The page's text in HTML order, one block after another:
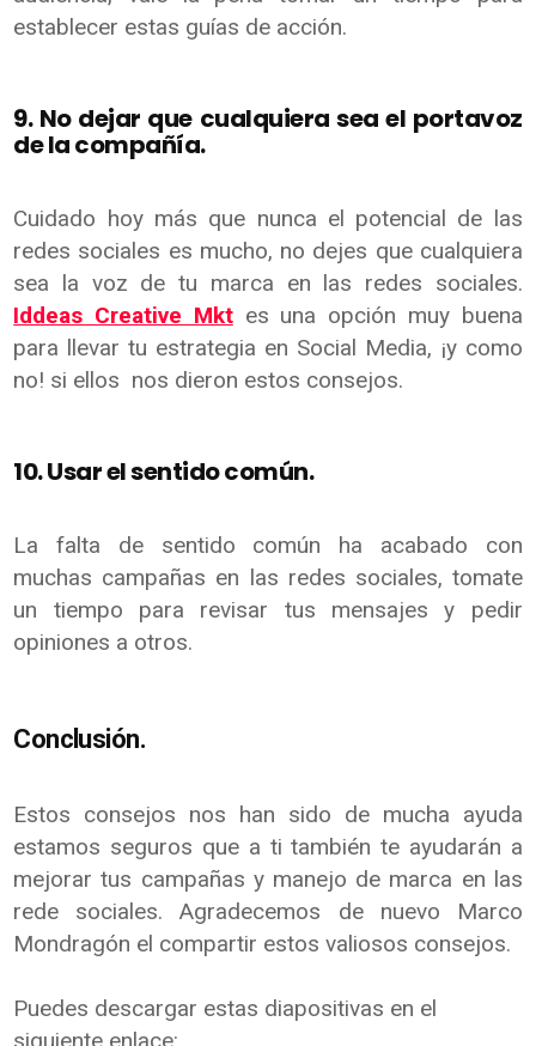
establecer estas guías de acción.
9. No dejar que cualquiera sea el portavoz
de la compañía.
Cuidado hoy más que nunca el potencial de las
redes sociales es mucho, no dejes que cualquiera
sea la voz de tu marca en las redes sociales.
Iddeas Creative Mkt es una opción muy buena
para llevar tu estrategia en Social Media, ¡y como
no! si ellos nos dieron estos consejos.
10. Usar el sentido común.
La falta de sentido común ha acabado con
muchas campañas en las redes sociales, tomate
un tiempo para revisar tus mensajes y pedir
opiniones a otros.
Conclusión.
Estos consejos nos han sido de mucha ayuda
estamos seguros que a ti también te ayudarán a
mejorar tus campañas y manejo de marca en las
rede sociales. Agradecemos de nuevo Marco
Mondragón el compartir estos valiosos consejos.
Puedes descargar estas diapositivas en el
siguiente enlace: